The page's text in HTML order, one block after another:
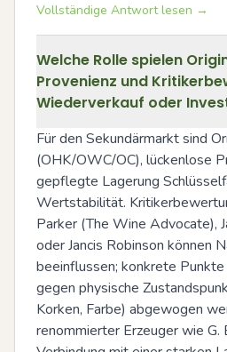
Vollständige Antwort lesen →
Welche Rolle spielen
Provenienz und
Wiederverkauf oder
Für den Sekundärmarkt sind
(OHK/OWC/OC), lückenlose
gepflegte Lagerung
Wertstabilität.
Parker (The Wine Advocate),
oder Jancis Robinson können
beeinflussen; konkrete
gegen physische
Korken, Farbe) abgewogen
renommierter Erzeuger wie G.